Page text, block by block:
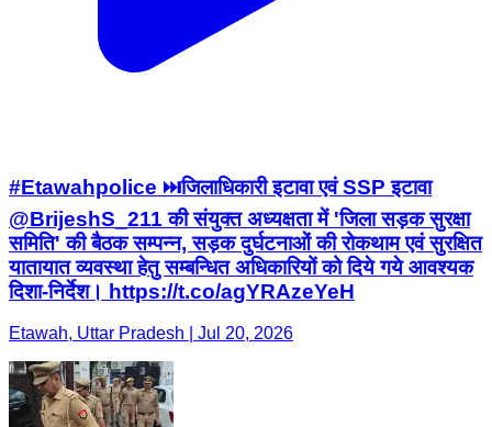
#Etawahpolice ⏭️जिलाधिकारी इटावा एवं SSP इटावा
@BrijeshS_211 की संयुक्त अध्यक्षता में 'जिला सड़क सुरक्षा
समिति' की बैठक सम्पन्न, सड़क दुर्घटनाओं की रोकथाम एवं सुरक्षित
यातायात व्यवस्था हेतु सम्बन्धित अधिकारियों को दिये गये आवश्यक
दिशा-निर्देश। https://t.co/agYRAzeYeH
Etawah, Uttar Pradesh | Jul 20, 2026